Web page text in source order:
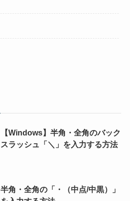
【Windows】半角・全角のバック
スラッシュ「＼」を入力する方法
半角・全角の「・（中点/中黒）」